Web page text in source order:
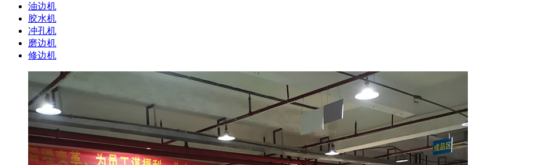
油边机
胶水机
冲孔机
磨边机
修边机